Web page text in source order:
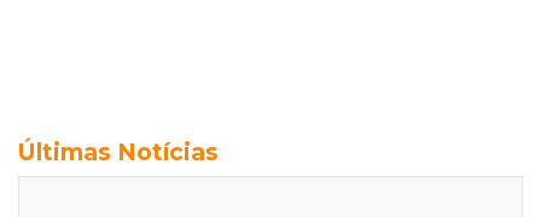
Últimas Notícias